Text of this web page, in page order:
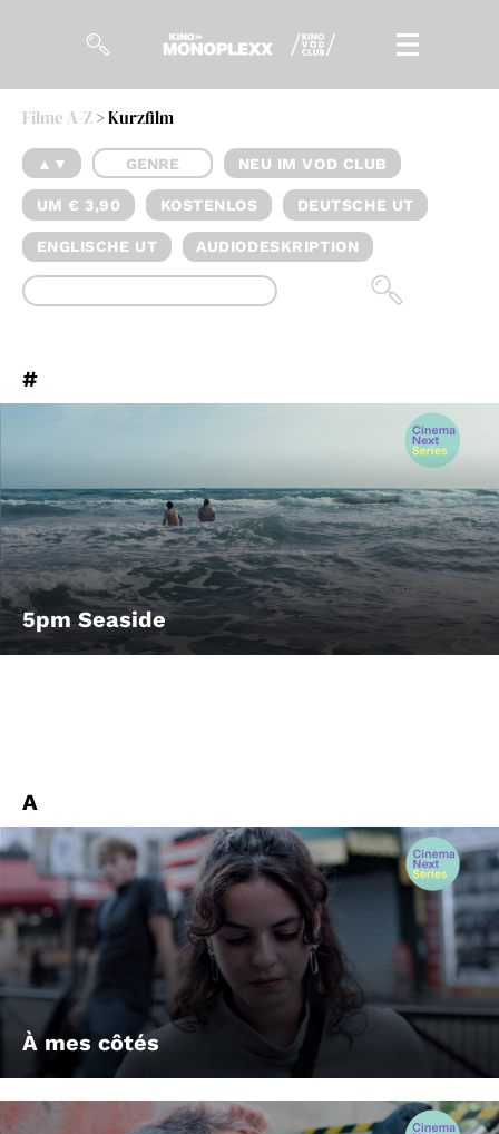
Magazin
Kuratierungen
Events
Account
Suche
Filme A-Z> Kurzfilm
▲▼ GENRE NEU IM VOD CLUB
UM € 3,90 KOSTENLOS DEUTSCHE UT
ENGLISCHE UT AUDIODESKRIPTION
#
5pm Seaside
A
À mes côtés